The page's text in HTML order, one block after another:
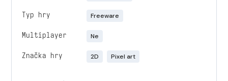
Typ hry Freeware
Multiplayer Ne
Značka hry 2D Pixel art